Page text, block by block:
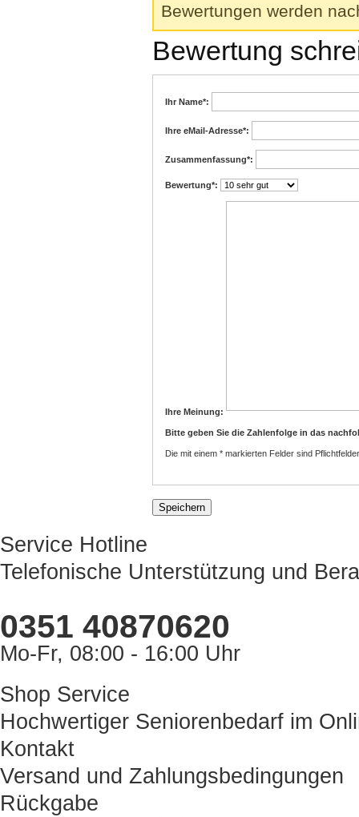
Bewertungen werden
Bewertung
Ihr Name*:
Ihre eMail-Adresse*:
Zusammenfassung*:
Bewertung*:
Ihre Meinung:
Bitte geben Sie die Zahlenfolge in das
Die mit einem * markierten Felder sind
Service Hotline
Telefonische Unterstützung und
0351 40870620
Mo-Fr, 08:00 - 16:00 Uhr
Shop Service
Hochwertiger Seniorenbedarf im
Kontakt
Versand und Zahlungsbedingungen
Rückgabe